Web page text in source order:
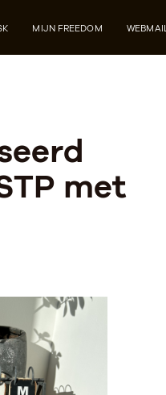
MIJN FREEDOM WEBMAIL
met